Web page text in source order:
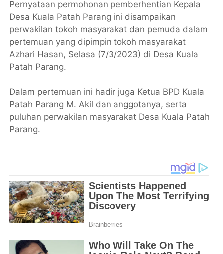
Pernyataan permohonan pemberhentian Kepala
Desa Kuala Patah Parang ini disampaikan
perwakilan tokoh masyarakat dan pemuda dalam
pertemuan yang dipimpin tokoh masyarakat
Azhari Hasan, Selasa (7/3/2023) di Desa Kuala
Patah Parang.
Dalam pertemuan ini hadir juga Ketua BPD Kuala
Patah Parang M. Akil dan anggotanya, serta
puluhan perwakilan masyarakat Desa Kuala Patah
Parang.